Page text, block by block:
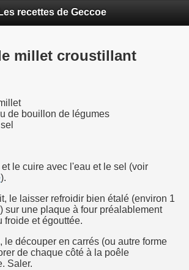
Les recettes de Geccoe
millet croustillant
de bouillon de légumes
le cuire avec l'eau et le sel (voir
).
le laisser refroidir bien étalé (environ 1
sur une plaque à four préalablement
froide et égouttée.
le découper en carrés (ou autre forme
de chaque côté à la poêle
Saler.